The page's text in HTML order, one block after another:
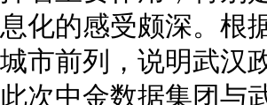
息化的感受颇深。根
城市前列，说明武汉
此次中金数据集团与